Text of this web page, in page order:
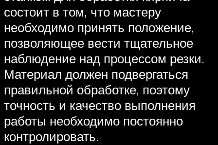
состоит в том, что мастеру
необходимо принять положение,
позволяющее вести тщательное
наблюдение над процессом резки.
Материал должен подвергаться
правильной обработке, поэтому
точность и качество выполнения
работы необходимо постоянно
контролировать.